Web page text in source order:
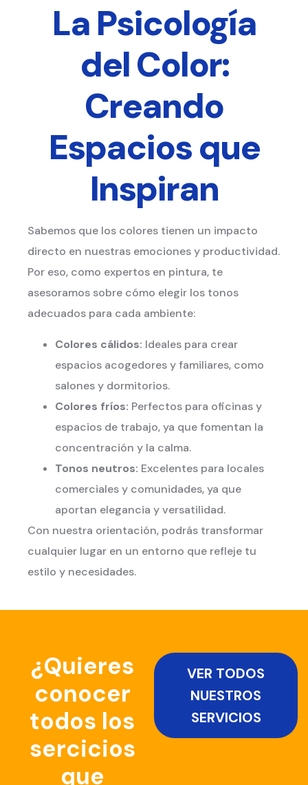
La Psicología
del Color:
Creando
Espacios que
Inspiran
Sabemos que los colores tienen un impacto
directo en nuestras emociones y productividad.
Por eso, como expertos en pintura, te
asesoramos sobre cómo elegir los tonos
adecuados para cada ambiente:
Colores cálidos: Ideales para crear
espacios acogedores y familiares, como
salones y dormitorios.
Colores fríos: Perfectos para oficinas y
espacios de trabajo, ya que fomentan la
concentración y la calma.
Tonos neutros: Excelentes para locales
comerciales y comunidades, ya que
aportan elegancia y versatilidad.
Con nuestra orientación, podrás transformar
cualquier lugar en un entorno que refleje tu
estilo y necesidades.
¿Quieres
conocer
todos los
sercicios
que
VER TODOS
NUESTROS
SERVICIOS